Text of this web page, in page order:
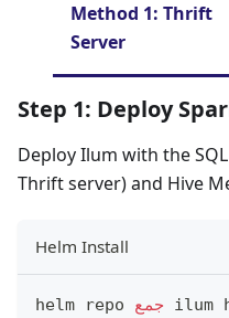
Method 1: Thrift
Server
Step 1: Deploy
Deploy Ilum with the
Thrift server) and Hive
Helm Install
helm repo جمع ilum